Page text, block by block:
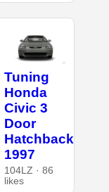
Tuning
Honda
Civic 3
Door
Hatchback
1997
104LZ · 86
likes